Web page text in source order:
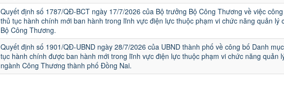
Quyết định số 1787/QĐ-BCT ngày 17/7/2026 của Bộ trưởng Bộ Công Thương về việc
thủ tục hành chính mới ban hành trong lĩnh vực điện lực thuộc phạm vi chức năng quản lý
Bộ Công Thương.
Quyết định số 1901/QĐ-UBND ngày 28/7/2026 của UBND thành phố về công bố Danh
tục hành chính được ban hành mới trong lĩnh vực điện lực thuộc phạm vi chức năng quản
ngành Công Thương thành phố Đồng Nai.